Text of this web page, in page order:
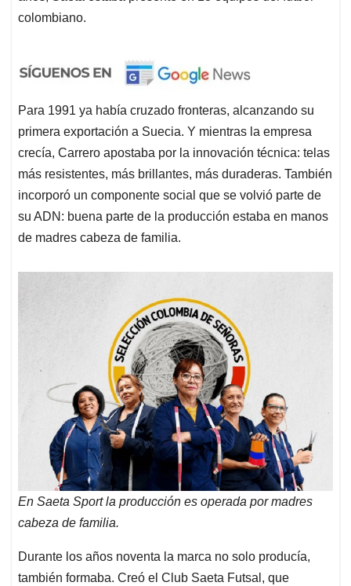
colombiano.
Para 1991 ya había cruzado fronteras, alcanzando su
primera exportación a Suecia. Y mientras la empresa
crecía, Carrero apostaba por la innovación técnica: telas
más resistentes, más brillantes, más duraderas. También
incorporó un componente social que se volvió parte de
su ADN: buena parte de la producción estaba en manos
de madres cabeza de familia.
En Saeta Sport la producción es operada por madres
cabeza de familia.
Durante los años noventa la marca no solo producía,
también formaba. Creó el Club Saeta Futsal, que